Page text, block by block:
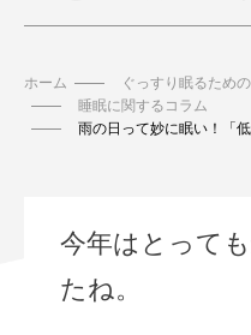
ホーム
ぐっすり眠るため
睡眠に関するコラム
雨の日って妙に眠い！「
今年はとって
たね。